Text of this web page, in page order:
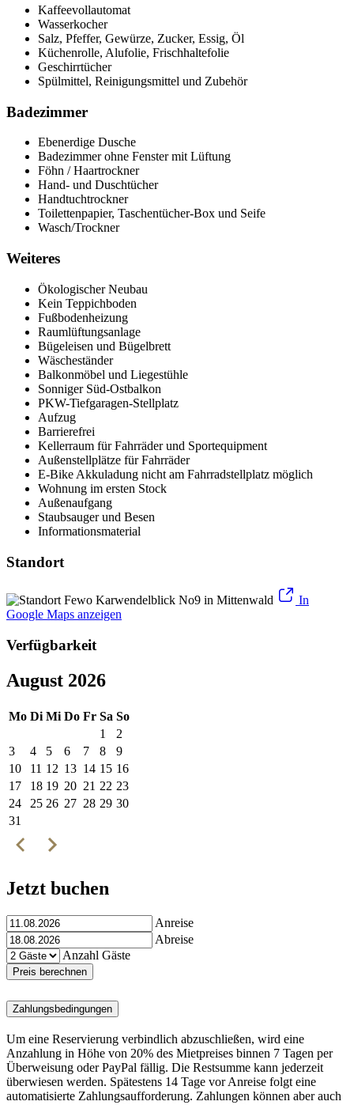
Kaffeevollautomat
Wasserkocher
Salz, Pfeffer, Gewürze, Zucker, Essig, Öl
Küchenrolle, Alufolie, Frischhaltefolie
Geschirrtücher
Spülmittel, Reinigungsmittel und Zubehör
Badezimmer
Ebenerdige Dusche
Badezimmer ohne Fenster mit Lüftung
Föhn / Haartrockner
Hand- und Duschtücher
Handtuchtrockner
Toilettenpapier, Taschentücher-Box und Seife
Wasch/Trockner
Weiteres
Ökologischer Neubau
Kein Teppichboden
Fußbodenheizung
Raumlüftungsanlage
Bügeleisen und Bügelbrett
Wäscheständer
Balkonmöbel und Liegestühle
Sonniger Süd-Ostbalkon
PKW-Tiefgaragen-Stellplatz
Aufzug
Barrierefrei
Kellerraum für Fahrräder und Sportequipment
Außenstellplätze für Fahrräder
E-Bike Akkuladung nicht am Fahrradstellplatz möglich
Wohnung im ersten Stock
Außenaufgang
Staubsauger und Besen
Informationsmaterial
Standort
In
Google Maps anzeigen
Verfügbarkeit
August 2026
Mo Di Mi Do Fr Sa So
1
2
3
4 5 6 7 8
9
10
11 12 13 14 15 16
17
18 19 20 21 22 23
24
25 26 27 28 29 30
31
Jetzt buchen
Anreise
Abreise
Anzahl Gäste
Preis berechnen
Zahlungsbedingungen
Um eine Reservierung verbindlich abzuschließen, wird eine
Anzahlung in Höhe von 20% des Mietpreises binnen 7 Tagen per
Überweisung oder PayPal fällig. Die Restsumme kann jederzeit
überwiesen werden. Spätestens 14 Tage vor Anreise folgt eine
automatisierte Zahlungsaufforderung. Zahlungen können aber auch